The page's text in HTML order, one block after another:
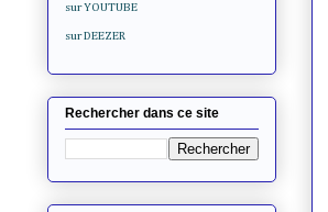
sur YOUTUBE
sur DEEZER
Rechercher dans ce site